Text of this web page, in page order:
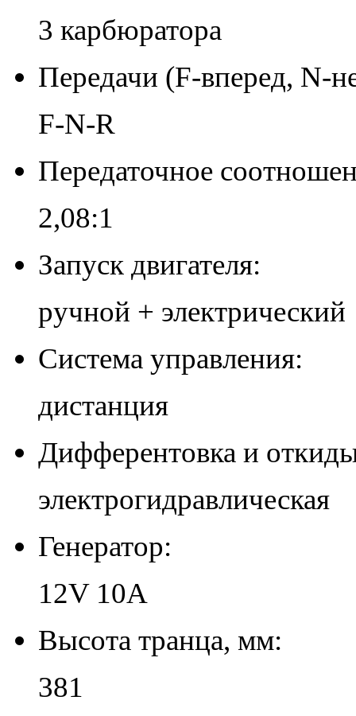
3 карбюратора
Передачи (F-вперед, N-
F-N-R
Передаточное
2,08:1
Запуск двигателя:
ручной + электрический
Система управления:
дистанция
Дифферентовка и
электрогидравлическая
Генератор:
12V 10A
Высота транца, мм:
381